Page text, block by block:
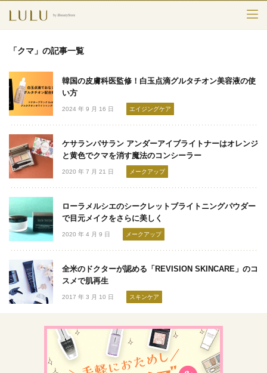
スキンケア
メークアップ
エイジングケア
フレグランス
ライフスタイル
検索
「クマ」の記事一覧
韓国の皮膚科医監修！白玉点滴グルタチオン美容液の使
い方
2024 年 9 月 16 日 エイジングケア
ケサランパサラン アンダーアイブライトナーはオレンジ
と黄色でクマを消す魔法のコンシーラー
2020 年 7 月 21 日 メークアップ
ローラメルシエのシークレットブライトニングパウダー
で目元メイクをさらに美しく
2020 年 4 月 9 日 メークアップ
全米のドクターが認める「REVISION SKINCARE」のコ
スメで肌再生
2017 年 3 月 10 日 スキンケア